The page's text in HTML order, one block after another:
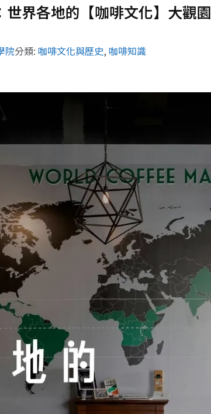
界各地的【咖啡文化】大觀園
院分類: 咖啡文化與歷史, 咖啡知識